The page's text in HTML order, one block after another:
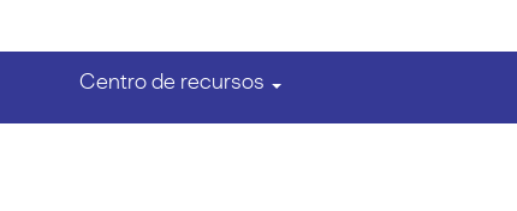
Centro de recursos